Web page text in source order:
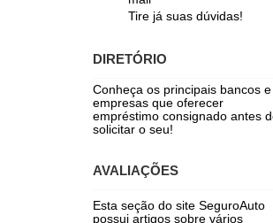
Tire já suas dúvidas!
DIRETÓRIO
Conheça os principais bancos e
empresas que oferecer
empréstimo consignado antes
solicitar o seu!
AVALIAÇÕES
Esta seção do site SeguroAuto
possui artigos sobre vários